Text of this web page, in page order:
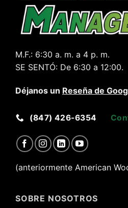
M.F.: 6:30 a. m. a 4 p. m.
SE SENTÓ: De 6:30 a 12:00.
Déjanos un Reseña de
(847) 426-6354
(anteriormente American
SOBRE NOSOTROS